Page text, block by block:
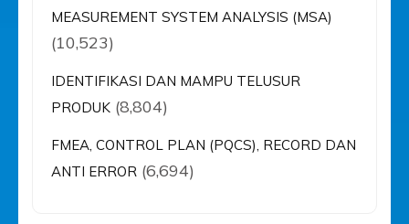
MEASUREMENT SYSTEM ANALYSIS (MSA)
(10,523)
IDENTIFIKASI DAN MAMPU TELUSUR
PRODUK (8,804)
FMEA, CONTROL PLAN (PQCS), RECORD DAN
ANTI ERROR (6,694)